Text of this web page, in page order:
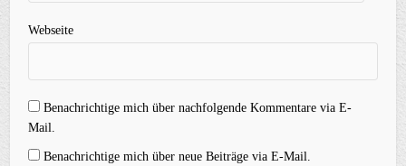
Webseite
Benachrichtige mich über nachfolgende Kommentare via E-
Mail.
Benachrichtige mich über neue Beiträge via E-Mail.